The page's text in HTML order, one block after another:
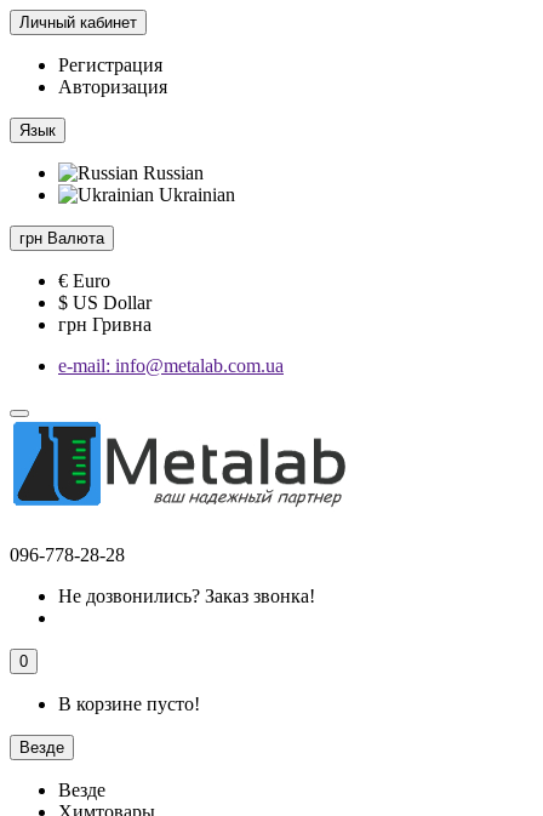
Личный кабинет
Регистрация
Авторизация
Язык
Russian
Ukrainian
грн Валюта
€ Euro
$ US Dollar
грн Гривна
e-mail: info@metalab.com.ua
096-778-28-28
Не дозвонились? Заказ звонка!
0
В корзине пусто!
Везде
Везде
Химтовары